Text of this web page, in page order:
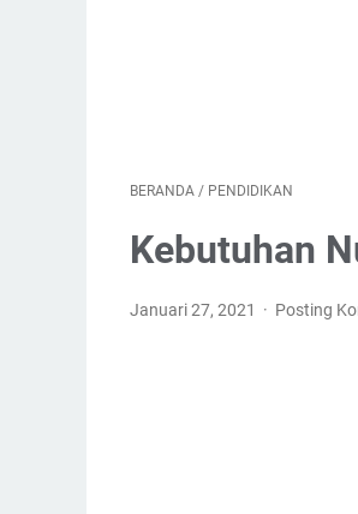
BERANDA / PENDIDIKAN
Kebutuhan
Januari 27, 2021 Posting